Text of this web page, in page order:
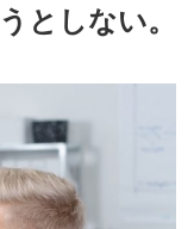
としない。